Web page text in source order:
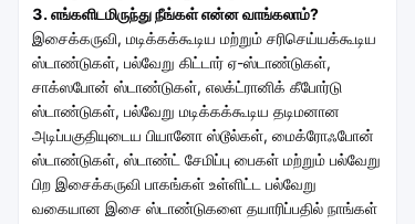
3. எங்களிடமிருந்து நீங்கள் என்ன வாங்கலாம்?
இசைக்கருவி, மடிக்கக்கூடிய மற்றும் சரிசெய்யக்கூடிய
ஸ்டாண்டுகள், பல்வேறு கிட்டார் ஏ-ஸ்டாண்டுகள்,
சாக்ஸபோன் ஸ்டாண்டுகள், எலக்ட்ரானிக் கீபோர்டு
ஸ்டாண்டுகள், பல்வேறு மடிக்கக்கூடிய தடிமனான
அடிப்பகுதியுடைய பியானோ ஸ்டூல்கள், மைக்ரோஃபோன்
ஸ்டாண்டுகள், ஸ்டாண்ட் சேமிப்பு பைகள் மற்றும் பல்வேறு
பிற இசைக்கருவி பாகங்கள் உள்ளிட்ட பல்வேறு
வகையான இசை ஸ்டாண்டுகளை தயாரிப்பதில் நாங்கள்